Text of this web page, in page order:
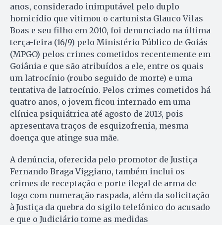
anos, considerado inimputável pelo duplo
homicídio que vitimou o cartunista Glauco Vilas
Boas e seu filho em 2010, foi denunciado na última
terça-feira (16/9) pelo Ministério Público de Goiás
(MPGO) pelos crimes cometidos recentemente em
Goiânia e que são atribuídos a ele, entre os quais
um latrocínio (roubo seguido de morte) e uma
tentativa de latrocínio. Pelos crimes cometidos há
quatro anos, o jovem ficou internado em uma
clínica psiquiátrica até agosto de 2013, pois
apresentava traços de esquizofrenia, mesma
doença que atinge sua mãe.
A denúncia, oferecida pelo promotor de Justiça
Fernando Braga Viggiano, também inclui os
crimes de receptação e porte ilegal de arma de
fogo com numeração raspada, além da solicitação
à Justiça da quebra do sigilo telefônico do acusado
e que o Judiciário tome as medidas